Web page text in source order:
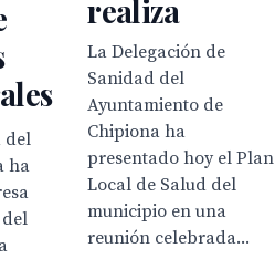
del
ha
realiza
La Delegación de
Sanidad del
Ayuntamiento de
Chipiona ha
presentado hoy el Plan
Local de Salud del
municipio en una
reunión celebrada...